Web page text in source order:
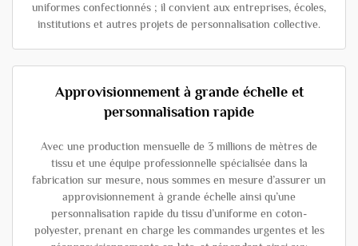
uniformes confectionnés ; il convient aux entreprises, écoles,
institutions et autres projets de personnalisation collective.
Approvisionnement à grande échelle et
personnalisation rapide
Avec une production mensuelle de 3 millions de mètres de
tissu et une équipe professionnelle spécialisée dans la
fabrication sur mesure, nous sommes en mesure d’assurer un
approvisionnement à grande échelle ainsi qu’une
personnalisation rapide du tissu d’uniforme en coton-
polyester, prenant en charge les commandes urgentes et les